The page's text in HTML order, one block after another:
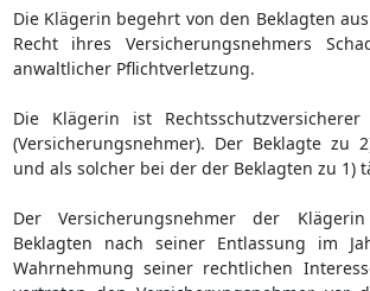
Die Klägerin begehrt von den Beklagten
Recht ihres Versicherungsnehmers
anwaltlicher Pflichtverletzung.
Die Klägerin ist
(Versicherungsnehmer). Der Beklagte zu
und als solcher bei der der Beklagten zu 1)
Der Versicherungsnehmer der
Beklagten nach seiner Entlassung im
Wahrnehmung seiner rechtlichen